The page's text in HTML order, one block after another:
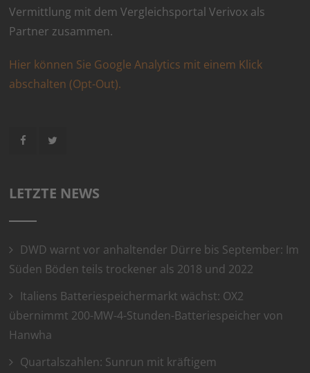
Vermittlung mit dem Vergleichsportal Verivox als
Partner zusammen.
Hier können Sie Google Analytics mit einem Klick
abschalten (Opt-Out).
LETZTE NEWS
DWD warnt vor anhaltender Dürre bis September: Im
Süden Böden teils trockener als 2018 und 2022
Italiens Batteriespeichermarkt wächst: OX2
übernimmt 200-MW-4-Stunden-Batteriespeicher von
Hanwha
Quartalszahlen: Sunrun mit kräftigem